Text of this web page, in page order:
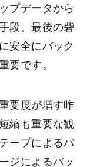
プデータから
段、最後の砦
安全にバック
要です。
要度が増す昨
縮も重要な観
ープによるバ
ジによるバッ